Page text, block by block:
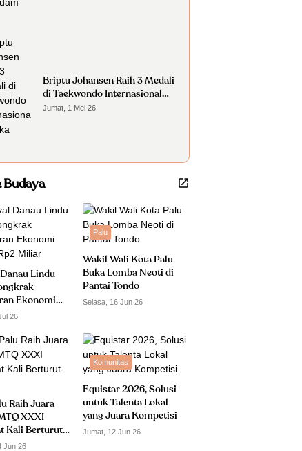
Briptu Johansen Raih 3 Medali
di Taekwondo Internasional
Osaka 2026
Jumat, 1 Mei 26
Budaya
Lindu
Ekonomi
Miliar
26
Palu
Wakil Wali Kota Palu
Buka Lomba Neoti di
Pantai Tondo
Selasa, 16 Jun 26
Raih Juara
XXXI
Kali Berturut-
Jun 26
Komunitas
Equistar 2026, Solusi
untuk Talenta Lokal
yang Juara Kompetisi
Jumat, 12 Jun 26